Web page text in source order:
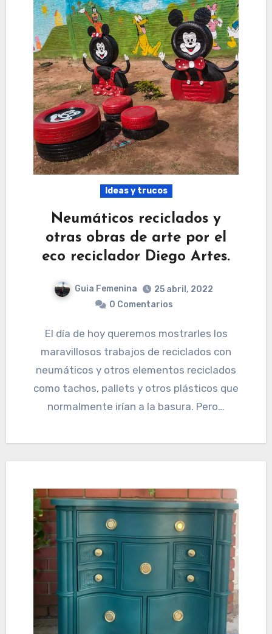
Ideas y trucos
Neumáticos reciclados y
otras obras de arte por el
eco reciclador Diego Artes.
Guia Femenina
25 abril, 2022
0 Comentarios
El día de hoy queremos mostrarles los
maravillosos trabajos de reciclados con
neumáticos y otros elementos reciclados
como tachos, pallets y otros plásticos que
normalmente irían a la basura. Pero…